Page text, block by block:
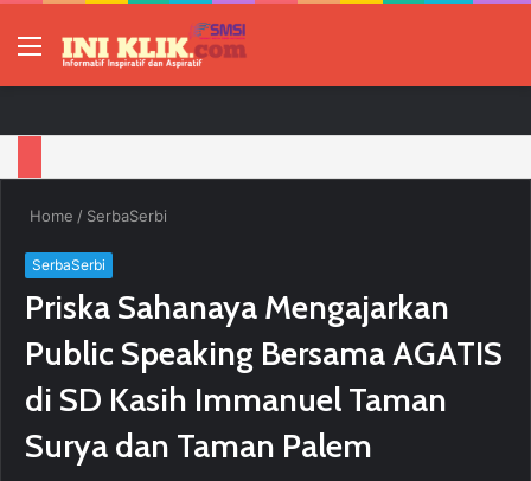
Menu
Home / SerbaSerbi
SerbaSerbi
Priska Sahanaya Mengajarkan
Public Speaking Bersama AGATIS
di SD Kasih Immanuel Taman
Surya dan Taman Palem